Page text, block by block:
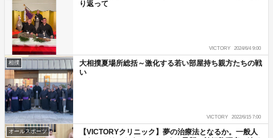
り返って
VICTORY 2024/6/4 9:00
相撲
大相撲夏場所総括～激化する若い部屋持ち親方たちの戦
い
VICTORY 2022/6/15 7:00
オールスポーツ
【VICTORYクリニック】夢の治療法となるか。一般人